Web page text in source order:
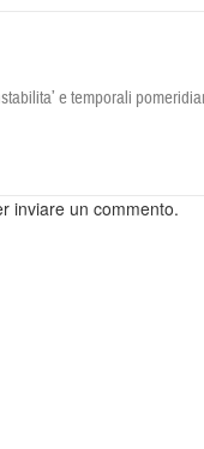
e temporali
inviare un commento.